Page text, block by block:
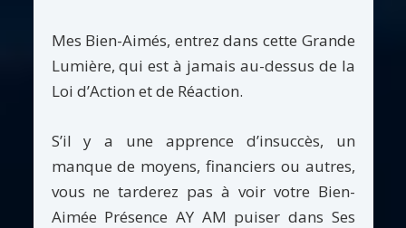
Mes Bien-Aimés, entrez dans cette Grande
Lumière, qui est à jamais au-dessus de la
Loi d’Action et de Réaction.
S’il y a une apprence d’insuccès, un
manque de moyens, financiers ou autres,
vous ne tarderez pas à voir votre Bien-
Aimée Présence AY AM puiser dans Ses